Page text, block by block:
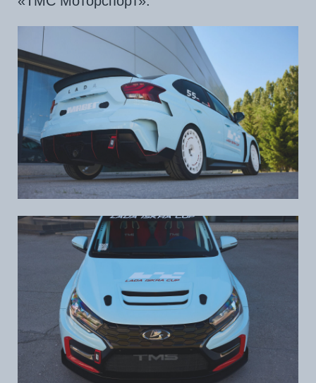
Автомобиль получит эффективный
аэродинамический обвес
развивающим до 218 л.с.,с
возможностью использовать обгонный
режим кратковременного увеличения
мощности TMS Boost – пилоты смогут
использовать его на своё усмотрение
нажатием кнопки на руле, ограниченное
количество раз за гонку. Коробка передач
TMS 90 – 6-ступенчатая, кулачковая с
секвентальным механизмом
переключения без выжима сцепления.
Тормоза – Rossa Racing. Машина получит
современный комплекс систем
безопасности с омологацией FIA.